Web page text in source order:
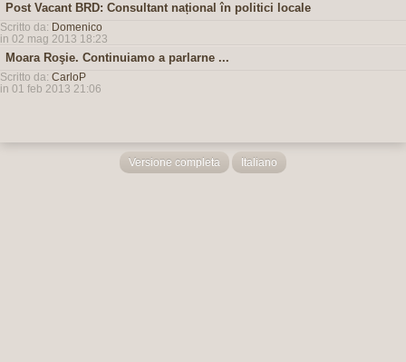
Post Vacant BRD: Consultant național în politici locale
Scritto da: Domenico
in 02 mag 2013 18:23
Moara Roşie. Continuiamo a parlarne ...
Scritto da: CarloP
in 01 feb 2013 21:06
Versione completa Italiano